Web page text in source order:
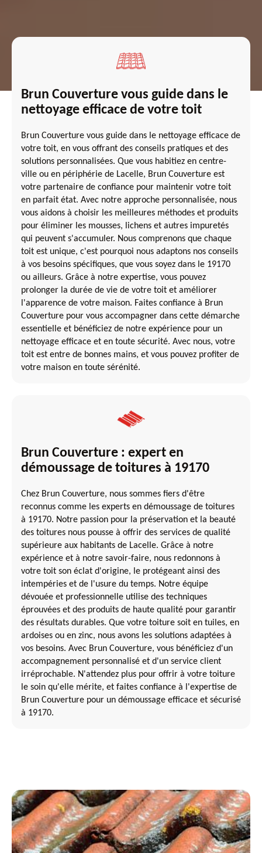
Brun Couverture vous guide dans le
nettoyage efficace de votre toit
Brun Couverture vous guide dans le nettoyage efficace de
votre toit, en vous offrant des conseils pratiques et des
solutions personnalisées. Que vous habitiez en centre-
ville ou en périphérie de Lacelle, Brun Couverture est
votre partenaire de confiance pour maintenir votre toit
en parfait état. Avec notre approche personnalisée, nous
vous aidons à choisir les meilleures méthodes et produits
pour éliminer les mousses, lichens et autres impuretés
qui peuvent s'accumuler. Nous comprenons que chaque
toit est unique, c'est pourquoi nous adaptons nos conseils
à vos besoins spécifiques, que vous soyez dans le 19170
ou ailleurs. Grâce à notre expertise, vous pouvez
prolonger la durée de vie de votre toit et améliorer
l'apparence de votre maison. Faites confiance à Brun
Couverture pour vous accompagner dans cette démarche
essentielle et bénéficiez de notre expérience pour un
nettoyage efficace et en toute sécurité. Avec nous, votre
toit est entre de bonnes mains, et vous pouvez profiter de
votre maison en toute sérénité.
Brun Couverture : expert en
démoussage de toitures à 19170
Chez Brun Couverture, nous sommes fiers d'être
reconnus comme les experts en démoussage de toitures
à 19170. Notre passion pour la préservation et la beauté
des toitures nous pousse à offrir des services de qualité
supérieure aux habitants de Lacelle. Grâce à notre
expérience et à notre savoir-faire, nous redonnons à
votre toit son éclat d'origine, le protégeant ainsi des
intempéries et de l'usure du temps. Notre équipe
dévouée et professionnelle utilise des techniques
éprouvées et des produits de haute qualité pour garantir
des résultats durables. Que votre toiture soit en tuiles, en
ardoises ou en zinc, nous avons les solutions adaptées à
vos besoins. Avec Brun Couverture, vous bénéficiez d'un
accompagnement personnalisé et d'un service client
irréprochable. N'attendez plus pour offrir à votre toiture
le soin qu'elle mérite, et faites confiance à l'expertise de
Brun Couverture pour un démoussage efficace et sécurisé
à 19170.